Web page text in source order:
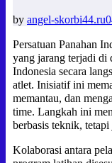
by angel-skorbi44.ru
Persatuan Panahan
yang jarang terjadi di
Indonesia secara
atlet. Inisiatif ini
memantau, dan
time. Langkah ini
berbasis teknik,
Kolaborasi antara